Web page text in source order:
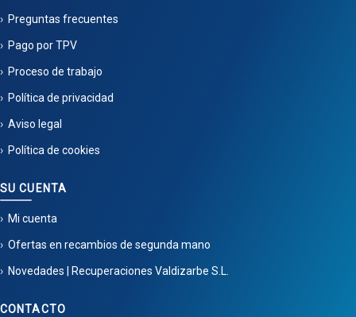
Preguntas frecuentes
Pago por TPV
Proceso de trabajo
Política de privacidad
Aviso legal
Política de cookies
SU CUENTA
Mi cuenta
Ofertas en recambios de segunda mano
Novedades | Recuperaciones Valdizarbe S.L.
CONTACTO